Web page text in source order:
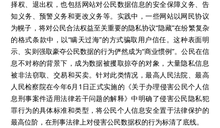
择权、退出权，也包括网站对公民数据信息的安全保障义务、告
知义务、预警义务和更改义务等。实践中，一些网站以网民协议
为幌子，将对公民合法权益至关重要的隐私协议“隐藏”在纷繁复杂
的格式条款中，以“瞒天过海”的方式骗取用户信任。这种表面明
示、实则强取豪夺公民数据的行为俨然成为“商业惯例”。公民在信
息不对称的背景下，成为数据被攫取掠夺的对象，大量隐私信息
被非法窃取、交易和买卖。针对此类情况，最高人民法院、最高
人民检察院在今年6月1日正式实施的《关于办理侵害公民个人信
息刑事案件适用法律若干问题的解释》中明确了侵害公民隐私犯
罪行为的具体标准和类型，将公民个人信息安全置于法律保护的
最高位阶，在刑事法律上对侵害公民数据权的行为标清了底线。